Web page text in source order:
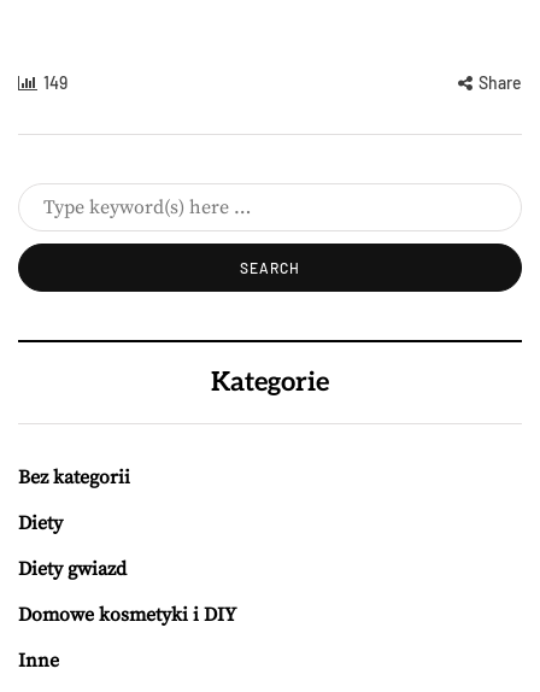
149 Share
Kategorie
Bez kategorii
Diety
Diety gwiazd
Domowe kosmetyki i DIY
Inne